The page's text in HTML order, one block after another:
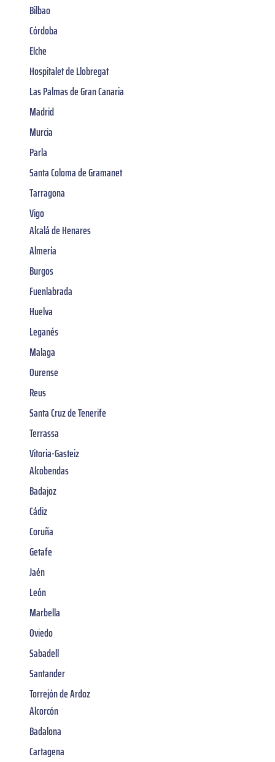
Bilbao
Córdoba
Elche
Hospitalet de Llobregat
Las Palmas de Gran Canaria
Madrid
Murcia
Parla
Santa Coloma de Gramanet
Tarragona
Vigo
Alcalá de Henares
Almería
Burgos
Fuenlabrada
Huelva
Leganés
Malaga
Ourense
Reus
Santa Cruz de Tenerife
Terrassa
Vitoria-Gasteiz
Alcobendas
Badajoz
Cádiz
Coruña
Getafe
Jaén
León
Marbella
Oviedo
Sabadell
Santander
Torrejón de Ardoz
Alcorcón
Badalona
Cartagena